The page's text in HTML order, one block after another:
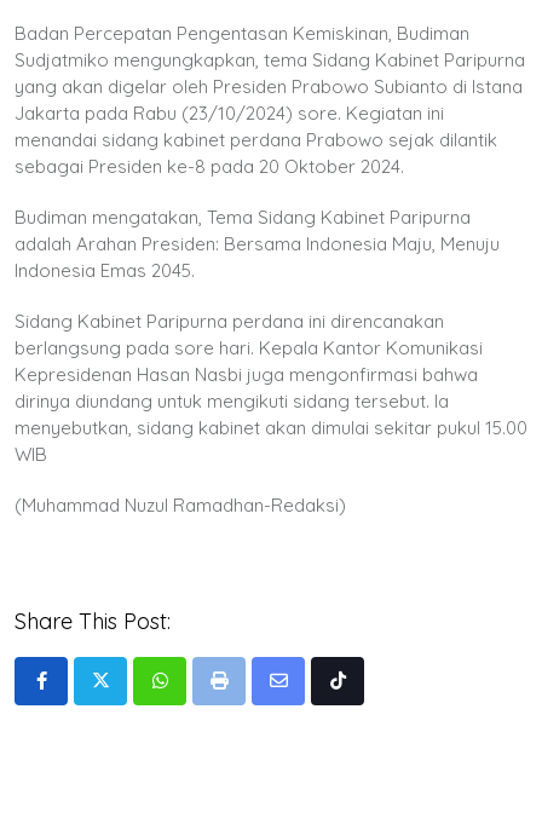
Badan Percepatan Pengentasan Kemiskinan, Budiman
Sudjatmiko mengungkapkan, tema Sidang Kabinet Paripurna
yang akan digelar oleh Presiden Prabowo Subianto di Istana
Jakarta pada Rabu (23/10/2024) sore. Kegiatan ini
menandai sidang kabinet perdana Prabowo sejak dilantik
sebagai Presiden ke-8 pada 20 Oktober 2024.
Budiman mengatakan, Tema Sidang Kabinet Paripurna
adalah Arahan Presiden: Bersama Indonesia Maju, Menuju
Indonesia Emas 2045.
Sidang Kabinet Paripurna perdana ini direncanakan
berlangsung pada sore hari. Kepala Kantor Komunikasi
Kepresidenan Hasan Nasbi juga mengonfirmasi bahwa
dirinya diundang untuk mengikuti sidang tersebut. Ia
menyebutkan, sidang kabinet akan dimulai sekitar pukul 15.00
WIB
(Muhammad Nuzul Ramadhan-Redaksi)
Share This Post:
WhatsappPrint
Share
Tiktok